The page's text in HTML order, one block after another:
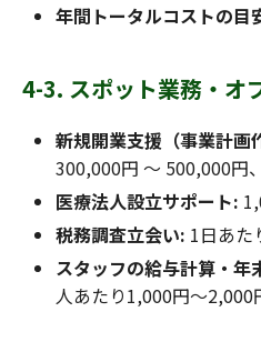
年間トータルコストの目
4-3. スポット業務・オ
新規開業支援（事業計画
300,000円 〜 500,000円
医療法人設立サポート:
税務調査立会い: 1日あた
スタッフの給与計算・年
人あたり1,000円〜2,000